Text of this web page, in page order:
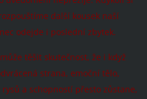
další kousek naší
odejde i poslední zbytek.
těšit skutečnost, že i když
strana, emoční tělo,
a schopností přesto zůstane,